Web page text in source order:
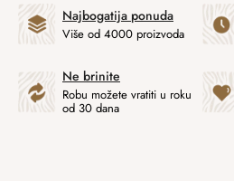
Najbogatija ponuda
Više od 4000 proizvoda
Ne brinite
Robu možete vratiti u roku
od 30 dana